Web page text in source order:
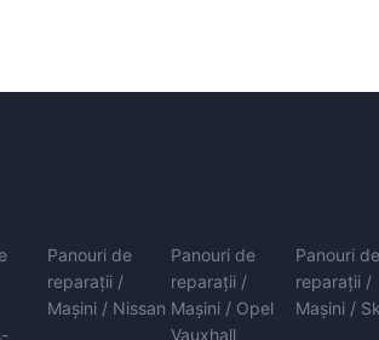
Panouri de
reparații /
Mașini / Nissan
Panouri de
reparații /
Mașini / Opel
Vauxhall
Panouri de
reparații /
Mașini /